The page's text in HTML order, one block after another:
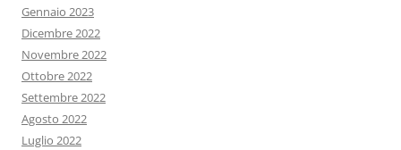
Gennaio 2023
Dicembre 2022
Novembre 2022
Ottobre 2022
Settembre 2022
Agosto 2022
Luglio 2022